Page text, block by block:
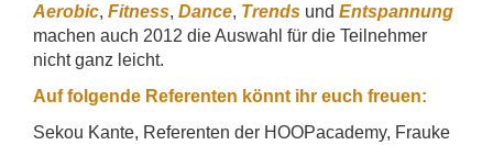
Aerobic, Fitness, Dance, Trends und Entspannung
machen auch 2012 die Auswahl für die Teilnehmer
nicht ganz leicht.
Auf folgende Referenten könnt ihr euch freuen:
Sekou Kante, Referenten der HOOPacademy, Frauke